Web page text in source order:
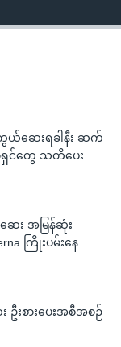
ယ်ဆေးရခါနီး ဆက်
ရှင်တွေ သတိပေး
ေး အမြန်ဆုံး
ကြိုးပမ်းနေ
ဦးစားပေးအစီအစဉ်